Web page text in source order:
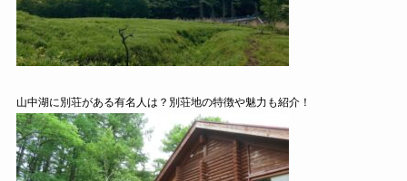
山中湖に別荘がある有名人は？別荘地の特徴や魅力も紹介！